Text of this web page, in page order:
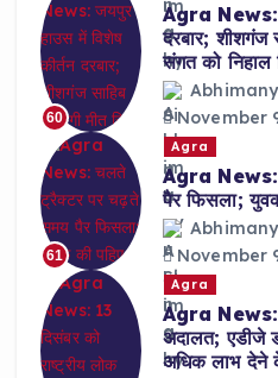
60
Agra News:
दरबार; शीशगंज
संगत को निहाल
November
61
Agra
Agra News:
पैर फिसला;
November
Agra
Agra News:
अदालत; एडीजे
अधिक लाभ देने